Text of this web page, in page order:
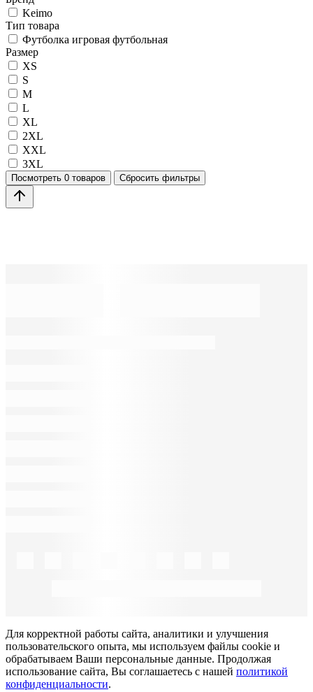
Keimo
Тип товара
Футболка игровая футбольная
Размер
XS
S
M
L
XL
2XL
XXL
3XL
Посмотреть 0 товаров Сбросить фильтры
Для корректной работы сайта, аналитики и улучшения
пользовательского опыта, мы используем файлы cookie и
обрабатываем Ваши персональные данные. Продолжая
использование сайта, Вы соглашаетесь с нашей политикой
конфиденциальности.